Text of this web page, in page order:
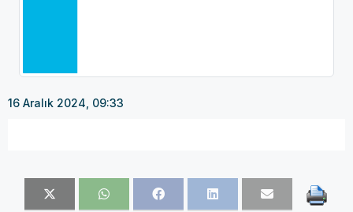
16 Aralık 2024, 09:33